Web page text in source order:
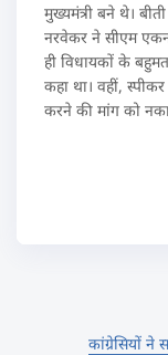
मुख्यमंत्री बने थे।
नरवेकर ने सीएम
ही विधायकों के
कहा था। वहीं,
करने की मांग को
कांग्रेसियों ने